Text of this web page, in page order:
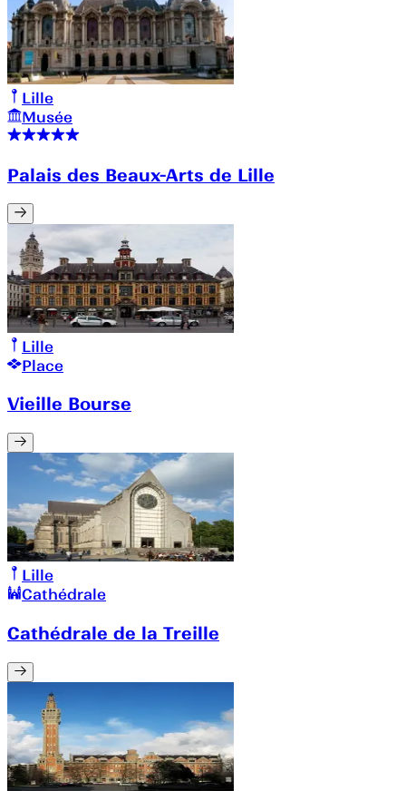
Lille
Musée
Palais des Beaux-Arts de Lille
Lille
Place
Vieille Bourse
Lille
Cathédrale
Cathédrale de la Treille